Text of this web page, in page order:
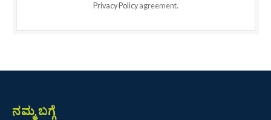
Privacy Policy agreement.
ನಮ್ಮ ಬಗ್ಗೆ